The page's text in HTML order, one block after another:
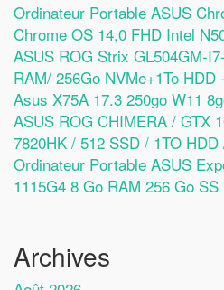
Ordinateur Portable ASUS
Chrome OS 14,0 FHD Intel
ASUS ROG Strix GL504GM-
RAM/ 256Go NVMe+1To HDD
Asus X75A 17.3 250go W11
ASUS ROG CHIMERA / GTX
7820HK / 512 SSD / 1TO HDD
Ordinateur Portable ASUS
1115G4 8 Go RAM 256 Go SS
Archives